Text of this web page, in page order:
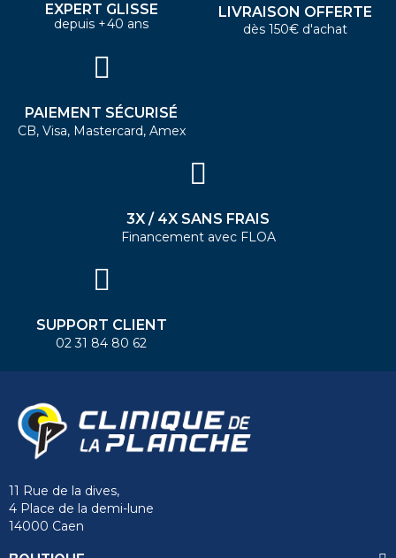
EXPERT GLISSE
depuis +40 ans
LIVRAISON OFFERTE
dès 150€ d'achat
PAIEMENT SÉCURISÉ
CB, Visa, Mastercard, Amex
3X / 4X SANS FRAIS
Financement avec FLOA
SUPPORT CLIENT
02 31 84 80 62
11 Rue de la dives,
4 Place de la demi-lune
14000 Caen